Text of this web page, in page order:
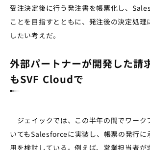
受注決定後に行う発注書を帳票化し、
ことを目指すとともに、発注後の決定処理
したい考えだ。
外部パートナーが開発した請
もSVF Cloudで
ジェイックでは、この半年の間でワーク
いてもSalesforceに実装し、帳票の発行に
用を検討している。例えば、営業担当者が